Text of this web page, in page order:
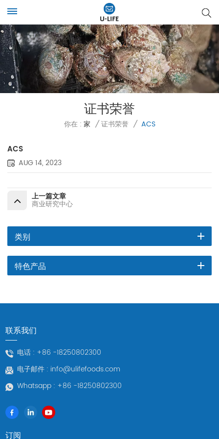
证书荣誉
你在 : 家 / 证书荣誉 / ACS
ACS
AUG 14, 2023
上一篇文章
商业研究中心
类别
特色产品
联系我们
电话 : +86 -18250802300
电子邮件 : info@ulifefoods.com
Whatsapp : +86 -18250802300
订阅